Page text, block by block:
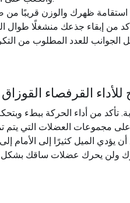
للأداء القرفصاء
تأكد من أداء الحركة ببطء
الميل كثيرًا إلى الأمام